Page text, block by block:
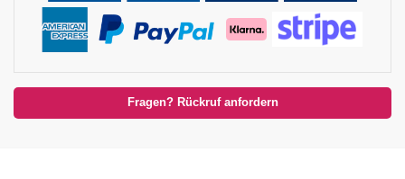
Fragen? Rückruf anfordern